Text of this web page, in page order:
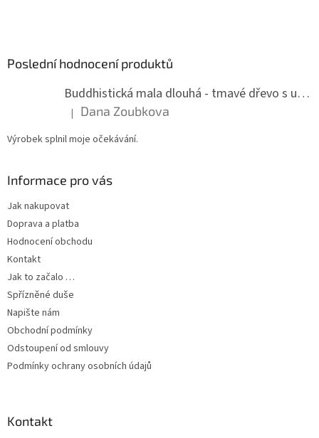
Poslední hodnocení produktů
Buddhistická mala dlouhá - tmavé dřevo s uzlíky 8 mm
Hodnocení produktu je 5 z 5 hvězdiček.
| Dana Zoubkova
Výrobek splnil moje očekávání.
Informace pro vás
Jak nakupovat
Doprava a platba
Hodnocení obchodu
Kontakt
Jak to začalo …
Spřízněné duše
Napište nám
Obchodní podmínky
Odstoupení od smlouvy
Podmínky ochrany osobních údajů
Kontakt